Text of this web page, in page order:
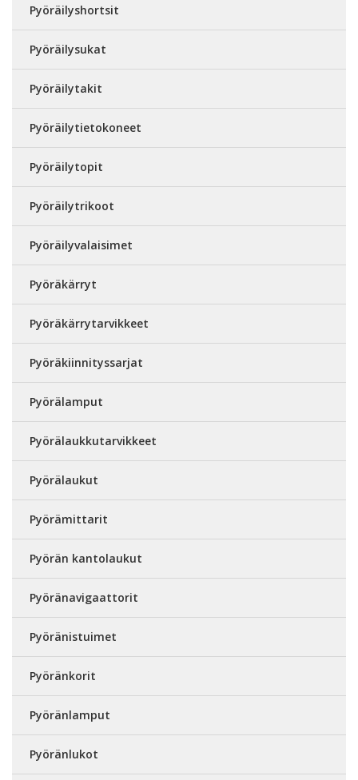
Pyöräilyshortsit
Pyöräilysukat
Pyöräilytakit
Pyöräilytietokoneet
Pyöräilytopit
Pyöräilytrikoot
Pyöräilyvalaisimet
Pyöräkärryt
Pyöräkärrytarvikkeet
Pyöräkiinnityssarjat
Pyörälamput
Pyörälaukkutarvikkeet
Pyörälaukut
Pyörämittarit
Pyörän kantolaukut
Pyöränavigaattorit
Pyöränistuimet
Pyöränkorit
Pyöränlamput
Pyöränlukot